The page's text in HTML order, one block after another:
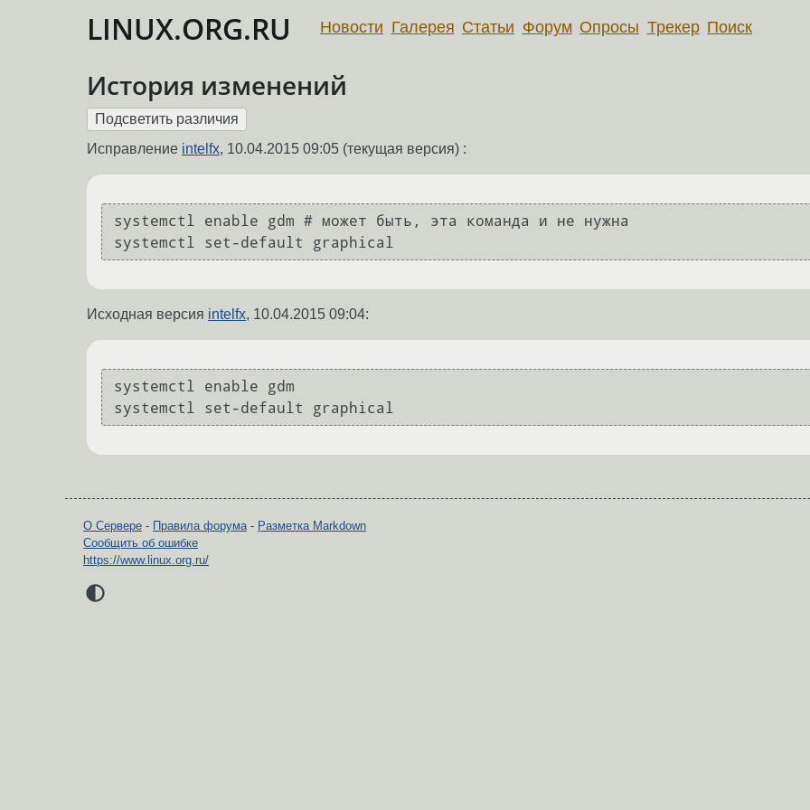
LINUX.ORG.RU Новости Галерея Статьи Форум Опросы Трекер Поиск
История изменений
Исправление intelfx, 10.04.2015 09:05 (текущая версия) :
systemctl enable gdm # может быть, эта команда и не нужна
Исходная версия intelfx, 10.04.2015 09:04:
systemctl enable gdm
О Сервере - Правила форума- Разметка Markdown
Сообщить об ошибке
https://www.linux.org.ru/